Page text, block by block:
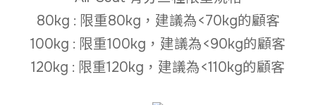
80kg : 限重80kg，建議為<70kg的顧客
100kg : 限重100kg，建議為<90kg的顧客
120kg : 限重120kg，建議為<110kg的顧客